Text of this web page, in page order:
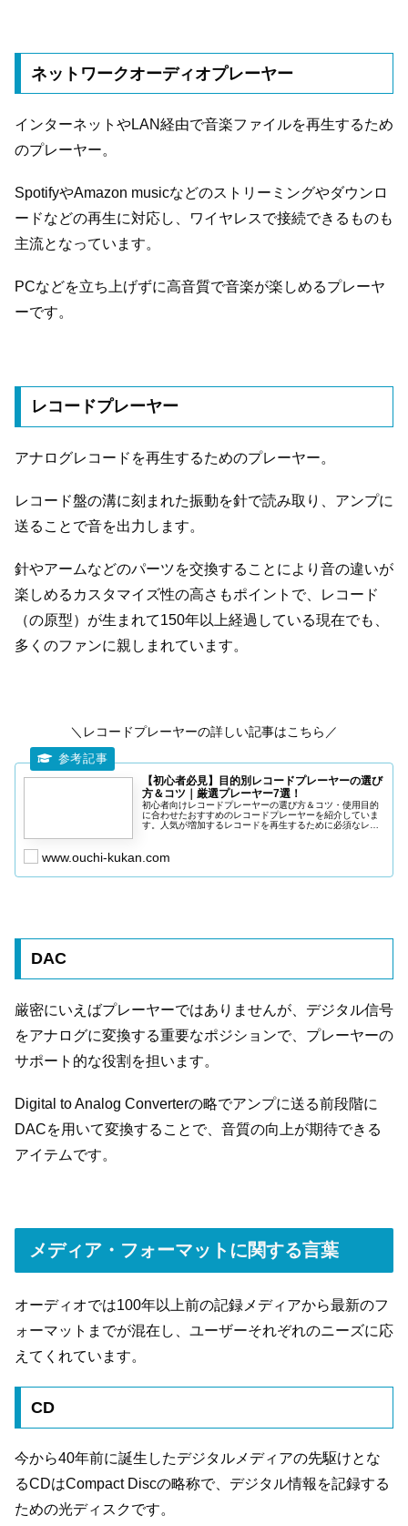
ネットワークオーディオプレーヤー
インターネットやLAN経由で音楽ファイルを再生するため
のプレーヤー。
SpotifyやAmazon musicなどのストリーミングやダウンロ
ードなどの再生に対応し、ワイヤレスで接続できるものも
主流となっています。
PCなどを立ち上げずに高音質で音楽が楽しめるプレーヤ
ーです。
レコードプレーヤー
アナログレコードを再生するためのプレーヤー。
レコード盤の溝に刻まれた振動を針で読み取り、アンプに
送ることで音を出力します。
針やアームなどのパーツを交換することにより音の違いが
楽しめるカスタマイズ性の高さもポイントで、レコード
（の原型）が生まれて150年以上経過している現在でも、
多くのファンに親しまれています。
＼レコードプレーヤーの詳しい記事はこちら／
【初心者必見】目的別レコードプレーヤーの選び
方＆コツ｜厳選プレーヤー7選！
初心者向けレコードプレーヤーの選び方＆コツ・使用目的
に合わせたおすすめのレコードプレーヤーを紹介していま
す。人気が増加するレコードを再生するために必須なレコ
www.ouchi-kukan.com
DAC
厳密にいえばプレーヤーではありませんが、デジタル信号
をアナログに変換する重要なポジションで、プレーヤーの
サポート的な役割を担います。
Digital to Analog Converterの略でアンプに送る前段階に
DACを用いて変換することで、音質の向上が期待できる
アイテムです。
メディア・フォーマットに関する言葉
オーディオでは100年以上前の記録メディアから最新のフ
ォーマットまでが混在し、ユーザーそれぞれのニーズに応
えてくれています。
CD
今から40年前に誕生したデジタルメディアの先駆けとな
るCDはCompact Discの略称で、デジタル情報を記録する
ための光ディスクです。